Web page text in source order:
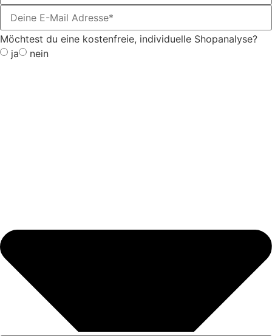
Möchtest du eine kostenfreie, individuelle Shopanalyse?
ja
nein